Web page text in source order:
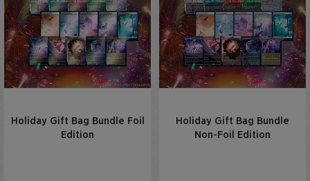
Holiday Gift Bag Bundle Foil
Edition
Holiday Gift Bag Bundle
Non-Foil Edition